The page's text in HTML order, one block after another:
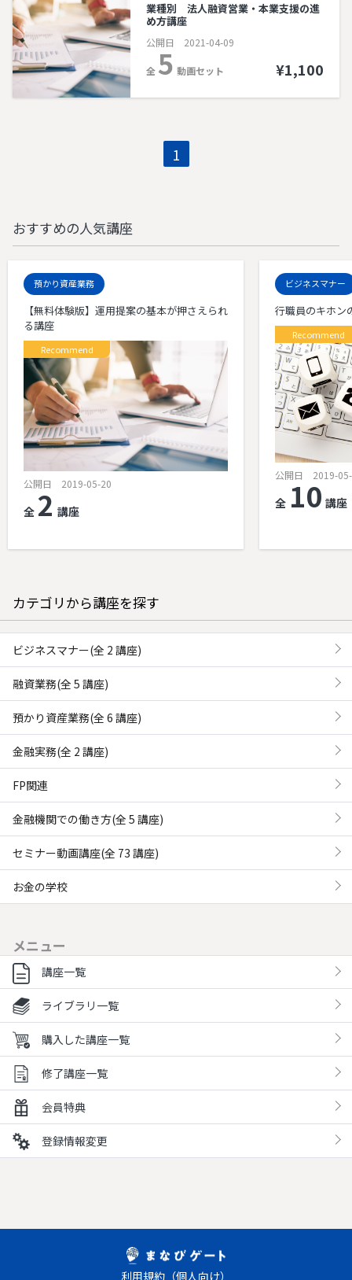
業種別 法人融資営業・本業支援の進
め方講座
公開日 2021-04-09
全 5 動画セット ¥1,100
1
おすすめの人気講座
預かり資産業務
【無料体験版】運用提案の基本が押さえられ
る講座
Recommend
公開日 2019-05-20
全 2 講座
ビジネスマナー
行職員のキホン
Recommend
公開日 2019-
全 10 講座
カテゴリから講座を探す
ビジネスマナー(全 2 講座)
融資業務(全 5 講座)
預かり資産業務(全 6 講座)
金融実務(全 2 講座)
FP関連
金融機関での働き方(全 5 講座)
セミナー動画講座(全 73 講座)
お金の学校
メニュー
講座一覧
ライブラリ一覧
購入した講座一覧
修了講座一覧
会員特典
登録情報変更
利用規約（個人向け）